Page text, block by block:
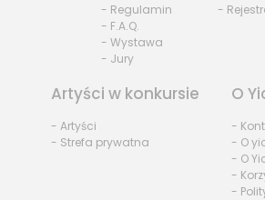
- Regulamin
- F.A.Q.
- Wystawa
- Jury
-
Artyści w konkursie
- Artyści
- Strefa prywatna
O
-
- O
- O
-
-